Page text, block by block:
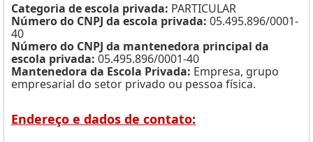
Categoria de escola privada: PARTICULAR
Número do CNPJ da escola privada: 05.495.896/0001-
40
Número do CNPJ da mantenedora principal da
escola privada: 05.495.896/0001-40
Mantenedora da Escola Privada: Empresa, grupo
empresarial do setor privado ou pessoa física.
Endereço e dados de contato: